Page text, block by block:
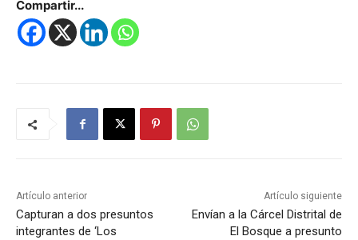
Compartir...
Artículo anterior
Capturan a dos presuntos
integrantes de ‘Los
Artículo siguiente
Envían a la Cárcel Distrital de
El Bosque a presunto